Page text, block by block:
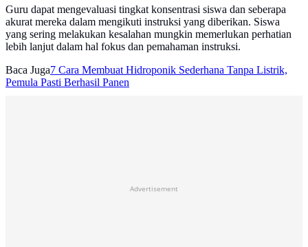
Guru dapat mengevaluasi tingkat konsentrasi siswa dan seberapa
akurat mereka dalam mengikuti instruksi yang diberikan. Siswa
yang sering melakukan kesalahan mungkin memerlukan perhatian
lebih lanjut dalam hal fokus dan pemahaman instruksi.
Baca Juga7 Cara Membuat Hidroponik Sederhana Tanpa Listrik,
Pemula Pasti Berhasil Panen
Advertisement